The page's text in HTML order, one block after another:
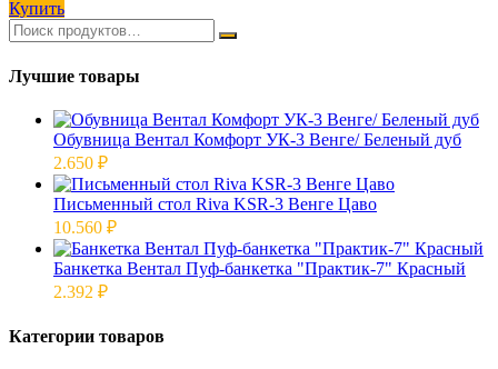
Купить
Лучшие товары
Обувница Вентал Комфорт УК-3 Венге/ Беленый дуб
2.650 ₽
Письменный стол Riva KSR-3 Венге Цаво
10.560 ₽
Банкетка Вентал Пуф-банкетка "Практик-7" Красный
2.392 ₽
Категории товаров